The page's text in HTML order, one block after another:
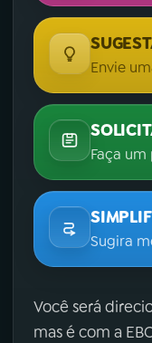
Envie
Faça
Sugira
Você será
mas é com a